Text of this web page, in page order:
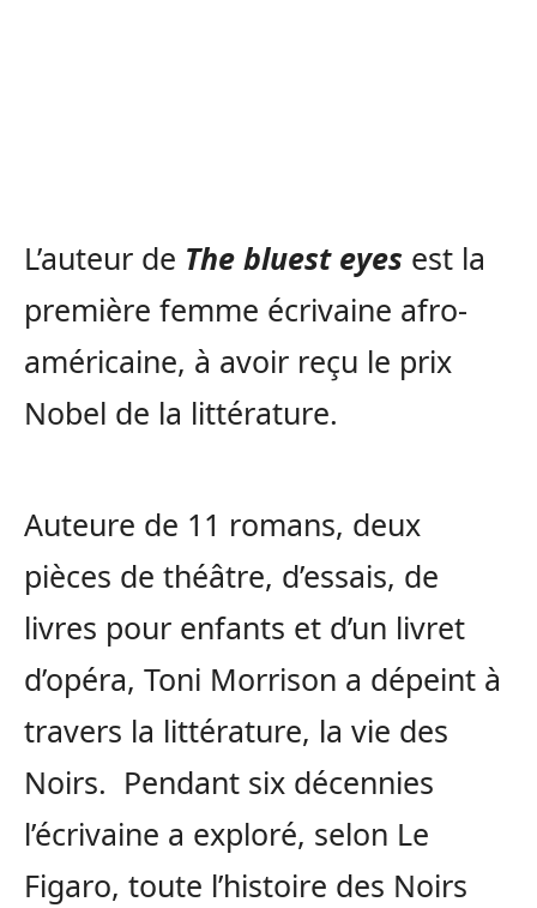
L’auteur de The bluest eyes est la
première femme écrivaine afro-
américaine, à avoir reçu le prix
Nobel de la littérature.
Auteure de 11 romans, deux
pièces de théâtre, d’essais, de
livres pour enfants et d’un livret
d’opéra, Toni Morrison a dépeint à
travers la littérature, la vie des
Noirs. Pendant six décennies
l’écrivaine a exploré, selon Le
Figaro, toute l’histoire des Noirs